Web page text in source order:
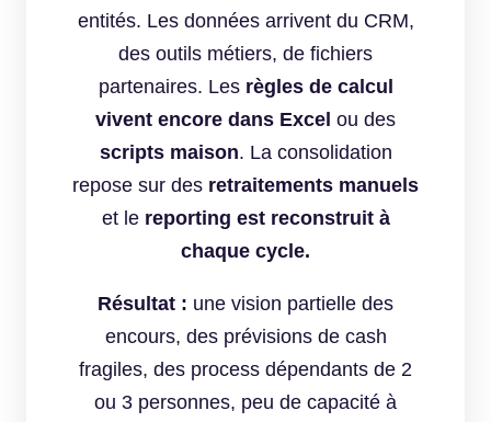
entités. Les données arrivent du CRM,
des outils métiers, de fichiers
partenaires. Les règles de calcul
vivent encore dans Excel ou des
scripts maison. La consolidation
repose sur des retraitements manuels
et le reporting est reconstruit à
chaque cycle.
Résultat : une vision partielle des
encours, des prévisions de cash
fragiles, des process dépendants de 2
ou 3 personnes, peu de capacité à